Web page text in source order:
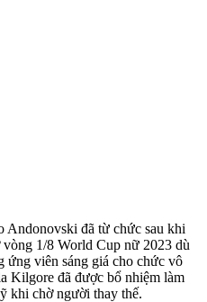
đã từ chức sau khi
1/8 World Cup nữ 2023 dù
ứng viên sáng giá cho chức vô
Kilgore đã được bổ nhiệm làm
khi chờ người thay thế.